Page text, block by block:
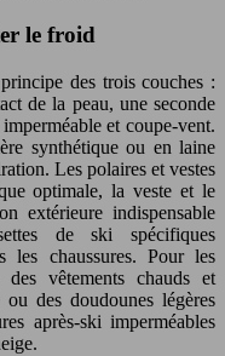
le froid
des trois couches :
de la peau, une seconde
et coupe-vent.
synthétique ou en laine
Les polaires et vestes
optimale, la veste et le
extérieure indispensable
de ski spécifiques
les chaussures. Pour les
vêtements chauds et
des doudounes légères
après-ski imperméables